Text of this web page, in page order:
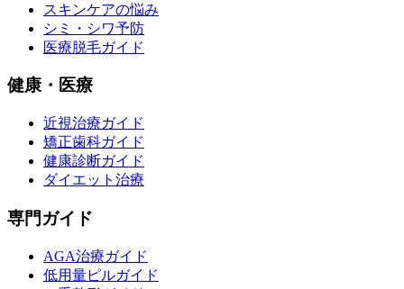
スキンケアの悩み
シミ・シワ予防
医療脱毛ガイド
健康・医療
近視治療ガイド
矯正歯科ガイド
健康診断ガイド
ダイエット治療
専門ガイド
AGA治療ガイド
低用量ピルガイド